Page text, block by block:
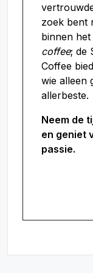
zoek bent
binnen
coffee; de
Coffee
wie alleen
allerbeste.
Neem de
en geniet
passie.